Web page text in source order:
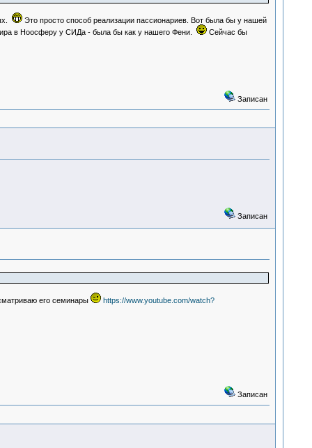
Это просто способ реализации пассионариев. Вот была бы у нашей
в Ноосферу у СИДа - была бы как у нашего Фени.
Сейчас бы
Записан
Записан
его семинары
https://www.youtube.com/watch?
Записан